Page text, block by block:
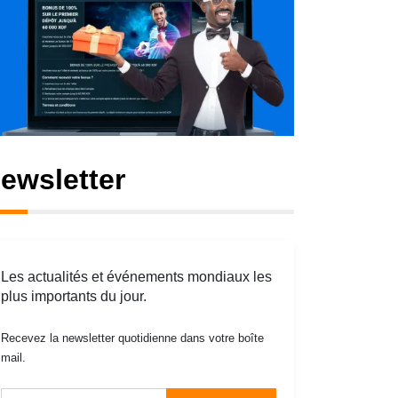
Les actualités et événements mondiaux les
plus importants du jour.
Recevez la newsletter quotidienne dans votre boîte
mail.